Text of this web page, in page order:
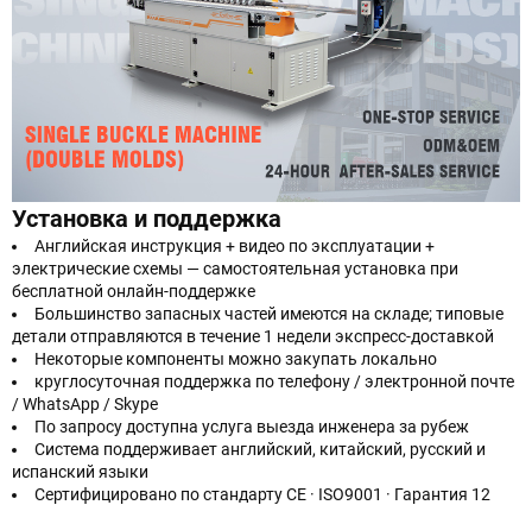
Установка и поддержка
Английская инструкция + видео по эксплуатации +
электрические схемы — самостоятельная установка при
бесплатной онлайн-поддержке
Большинство запасных частей имеются на складе; типовые
детали отправляются в течение 1 недели экспресс-доставкой
Некоторые компоненты можно закупать локально
круглосуточная поддержка по телефону / электронной почте
/ WhatsApp / Skype
По запросу доступна услуга выезда инженера за рубеж
Система поддерживает английский, китайский, русский и
испанский языки
Сертифицировано по стандарту CE · ISO9001 · Гарантия 12